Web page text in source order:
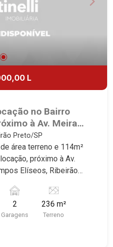
L
no Bairro
à Av. Meira
SP.
Preto/SP
área terreno e 114m²
próximo à Av.
Elíseos, Ribeirão
selecionou
- Banheiro social -
2
Garagens
236 m²
Terreno